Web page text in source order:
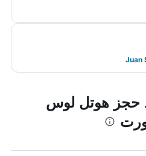
حجز هوتل لوس